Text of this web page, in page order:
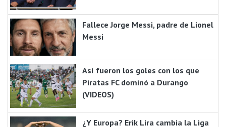
Fallece Jorge Messi, padre de Lionel
Messi
Así fueron los goles con los que
Piratas FC dominó a Durango
(VIDEOS)
¿Y Europa? Erik Lira cambia la Liga